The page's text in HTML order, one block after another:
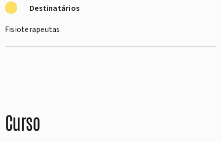
Destinatários
Fisioterapeutas
Curso